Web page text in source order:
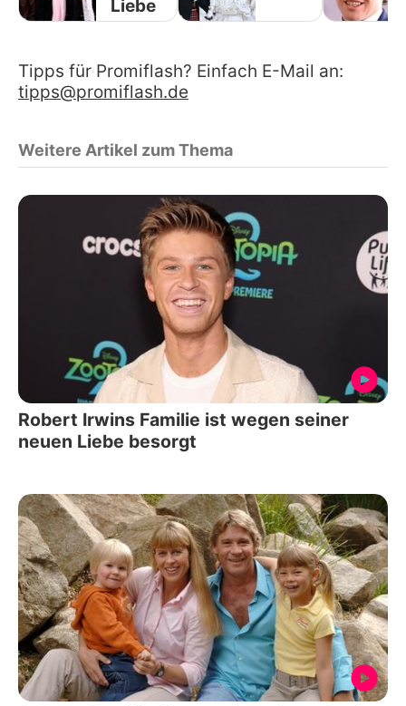
Liebe
Tipps für Promiflash? Einfach E-Mail an:
tipps@promiflash.de
Weitere Artikel zum Thema
Robert Irwins Familie ist wegen seiner
neuen Liebe besorgt